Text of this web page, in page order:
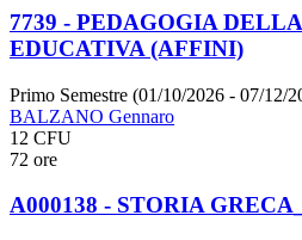
7739 - PEDAGOGIA
EDUCATIVA (AFFINI)
Primo Semestre (01/10/2026 - 07/12/
BALZANO Gennaro
12 CFU
72 ore
A000138 - STORIA GRECA_